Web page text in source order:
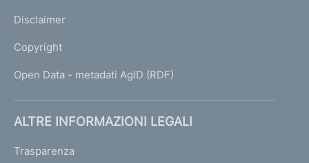
Disclaimer
Copyright
Open Data - metadati AgID (RDF)
ALTRE INFORMAZIONI LEGALI
Trasparenza